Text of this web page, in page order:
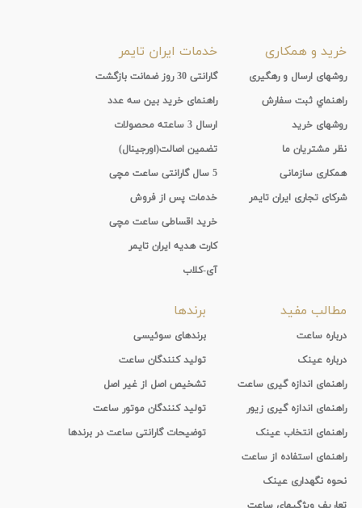
خرید و همکاری
روشهای ارسال و رهگیری
راهنماي ثبت سفارش
روشهای خرید
نظر مشتریان ما
همکاری سازمانی
شرکای تجاری ایران تایمر
خدمات ایران تایمر
گارانتی 30 روز ضمانت بازگشت
راهنمای خرید بین سه عدد
ارسال 3 ساعته محصولات
تضمین اصالت(اورجینال)
5 سال گارانتی ساعت مچی
خدمات پس از فروش
خرید اقساطی ساعت مچی
کارت هدیه ایران تایمر
آی-کلاب
مطالب مفید
درباره ساعت
درباره عینک
راهنمای اندازه گیری ساعت
راهنمای اندازه گیری زیور
راهنمای انتخاب عینک
راهنمای استفاده از ساعت
نحوه نگهداری عینک
برندها
برندهای سوئیسی
تولید کنندگان ساعت
تشخیص اصل از غیر اصل
تولید کنندگان موتور ساعت
توضیحات گارانتی ساعت در برندها